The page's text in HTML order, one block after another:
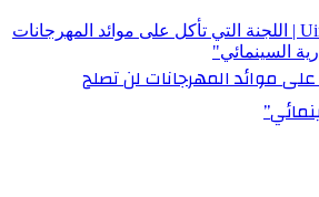
على موائد المهرجانات لن تصلح